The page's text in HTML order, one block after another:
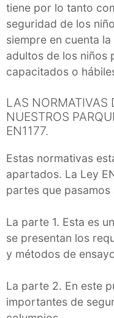
tiene por lo tanto
seguridad de los
siempre en cuenta
adultos de los niños
capacitados o
LAS NORMATIVAS
NUESTROS
EN1177.
Estas normativas
apartados. La Ley
partes que
La parte 1. Esta es
se presentan los
y métodos de
La parte 2. En este
importantes de